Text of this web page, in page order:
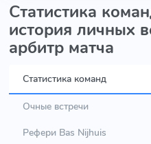
Статистика
история личных
арбитр матча
Статистика команд
Очные встречи
Рефери Bas Nijhuis